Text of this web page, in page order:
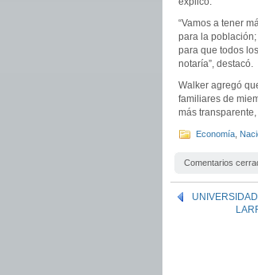
“Vamos a tener
para la
para que todos
notaría”, destacó.
Walker agregó
familiares de
más
Economía
Comentarios